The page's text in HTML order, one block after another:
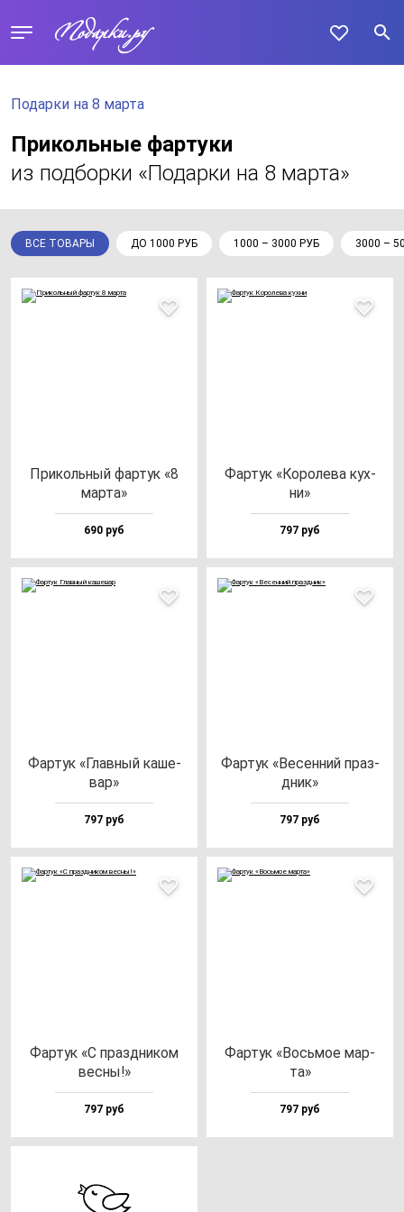
Подарки на 8 марта
Прикольные фартуки
из подборки «Подарки на 8 марта»
ВСЕ ТОВАРЫ ДО 1000 РУБ 1000 – 3000 РУБ 3000 –
При­коль­ный фар­тук «8
мар­та»
690 руб
Фар­тук «Коро­ле­ва кух­
ни»
797 руб
Фар­тук «Глав­ный ка­ше­
вар»
797 руб
Фар­тук «Весен­ний праз­
дник»
797 руб
Фар­тук «С праз­дни­ком
вес­ны!»
797 руб
Фар­тук «Вось­мое мар­
та»
797 руб